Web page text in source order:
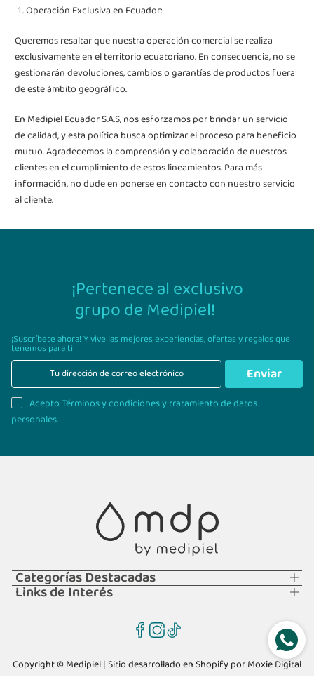
Operación Exclusiva en Ecuador:
Queremos resaltar que nuestra operación comercial se realiza
exclusivamente en el territorio ecuatoriano. En consecuencia, no se
gestionarán devoluciones, cambios o garantías de productos fuera
de este ámbito geográfico.
En Medipiel Ecuador S.A.S, nos esforzamos por brindar un servicio
de calidad, y esta política busca optimizar el proceso para beneficio
mutuo. Agradecemos la comprensión y colaboración de nuestros
clientes en el cumplimiento de estos lineamientos. Para más
información, no dude en ponerse en contacto con nuestro servicio
al cliente.
¡Pertenece al exclusivo
grupo de Medipiel!
¡Suscríbete ahora! Y vive las mejores experiencias,ofertas y regalos que
tenemos para ti
Enviar
Acepto Términos y condiciones y tratamiento de datos
personales.
Categorías Destacadas
Links de Interés
Copyright © Medipiel | Sitio desarrollado en Shopify porMoxie Digital